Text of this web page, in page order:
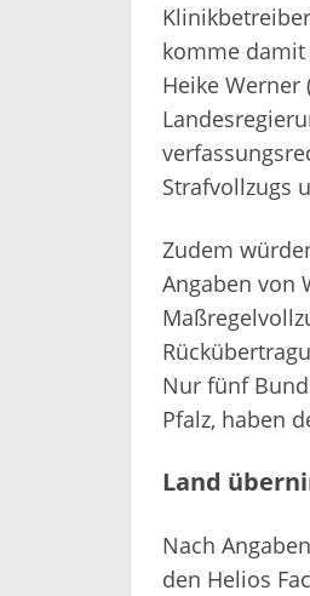
komme damit
Heike Werner
Strafvollzugs
Zudem
Angaben von
Nur fünf
Pfalz, haben
Land
Nach
den Helios